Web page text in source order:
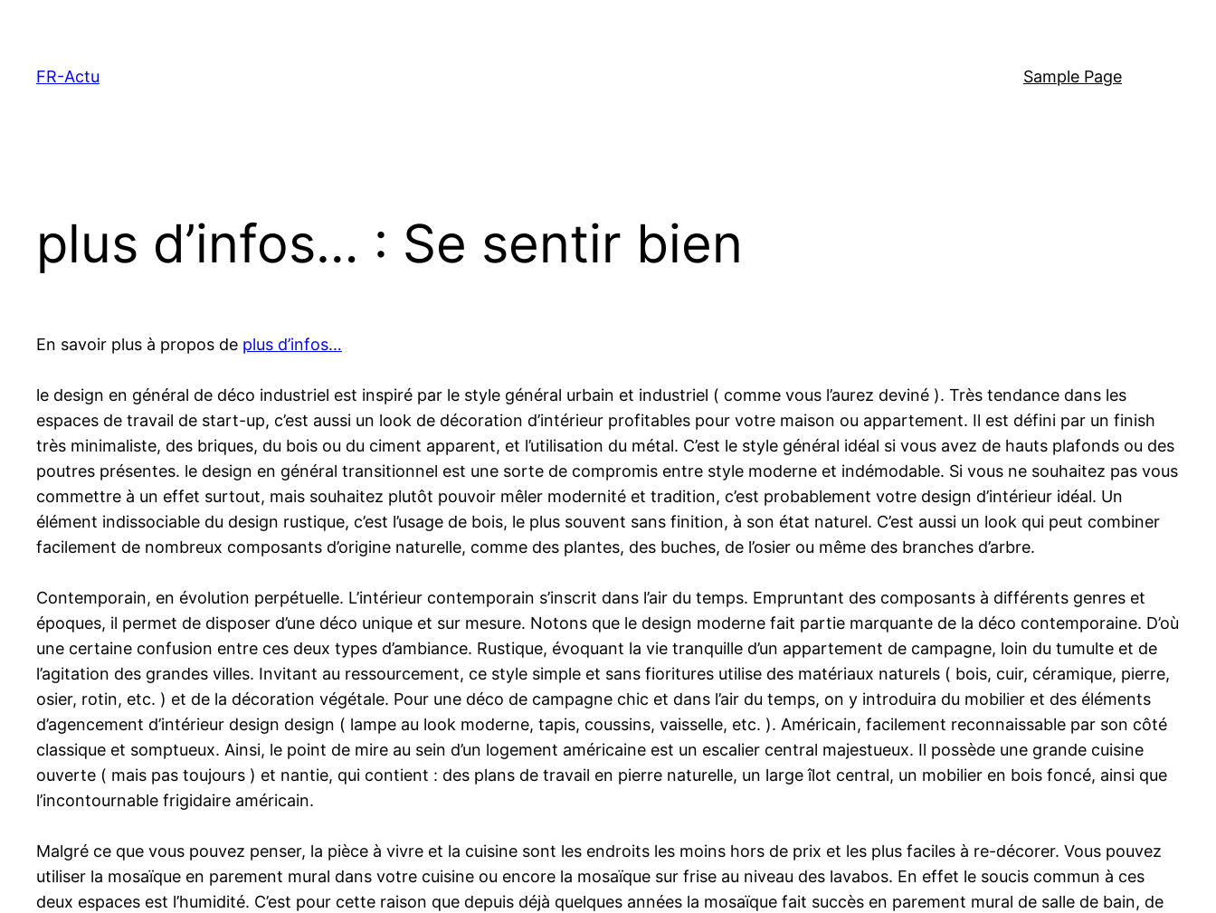
contenu
FR-Actu Sample Page
plus d’infos… : Se sentir bien
En savoir plus à propos de plus d’infos…
le design en général de déco industriel est inspiré par le style général urbain et industriel ( comme vous l’aurez deviné ). Très tendance dans les
espaces de travail de start-up, c’est aussi un look de décoration d’intérieur profitables pour votre maison ou appartement. Il est défini par un finish
très minimaliste, des briques, du bois ou du ciment apparent, et l’utilisation du métal. C’est le style général idéal si vous avez de hauts plafonds ou des
poutres présentes. le design en général transitionnel est une sorte de compromis entre style moderne et indémodable. Si vous ne souhaitez pas vous
commettre à un effet surtout, mais souhaitez plutôt pouvoir mêler modernité et tradition, c’est probablement votre design d’intérieur idéal. Un
élément indissociable du design rustique, c’est l’usage de bois, le plus souvent sans finition, à son état naturel. C’est aussi un look qui peut combiner
facilement de nombreux composants d’origine naturelle, comme des plantes, des buches, de l’osier ou même des branches d’arbre.
Contemporain, en évolution perpétuelle. L’intérieur contemporain s’inscrit dans l’air du temps. Empruntant des composants à différents genres et
époques, il permet de disposer d’une déco unique et sur mesure. Notons que le design moderne fait partie marquante de la déco contemporaine. D’où
une certaine confusion entre ces deux types d’ambiance. Rustique, évoquant la vie tranquille d’un appartement de campagne, loin du tumulte et de
l’agitation des grandes villes. Invitant au ressourcement, ce style simple et sans fioritures utilise des matériaux naturels ( bois, cuir, céramique, pierre,
osier, rotin, etc. ) et de la décoration végétale. Pour une déco de campagne chic et dans l’air du temps, on y introduira du mobilier et des éléments
d’agencement d’intérieur design design ( lampe au look moderne, tapis, coussins, vaisselle, etc. ). Américain, facilement reconnaissable par son côté
classique et somptueux. Ainsi, le point de mire au sein d’un logement américaine est un escalier central majestueux. Il possède une grande cuisine
ouverte ( mais pas toujours ) et nantie, qui contient : des plans de travail en pierre naturelle, un large îlot central, un mobilier en bois foncé, ainsi que
l’incontournable frigidaire américain.
Malgré ce que vous pouvez penser, la pièce à vivre et la cuisine sont les endroits les moins hors de prix et les plus faciles à re-décorer. Vous pouvez
utiliser la mosaïque en parement mural dans votre cuisine ou encore la mosaïque sur frise au niveau des lavabos. En effet le soucis commun à ces
deux espaces est l’humidité. C’est pour cette raison que depuis déjà quelques années la mosaïque fait succès en parement mural de salle de bain, de